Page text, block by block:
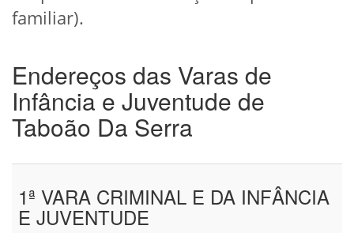
familiar).
Endereços das Varas de
Infância e Juventude de
Taboão Da Serra
1ª VARA CRIMINAL E DA INFÂNCIA
E JUVENTUDE